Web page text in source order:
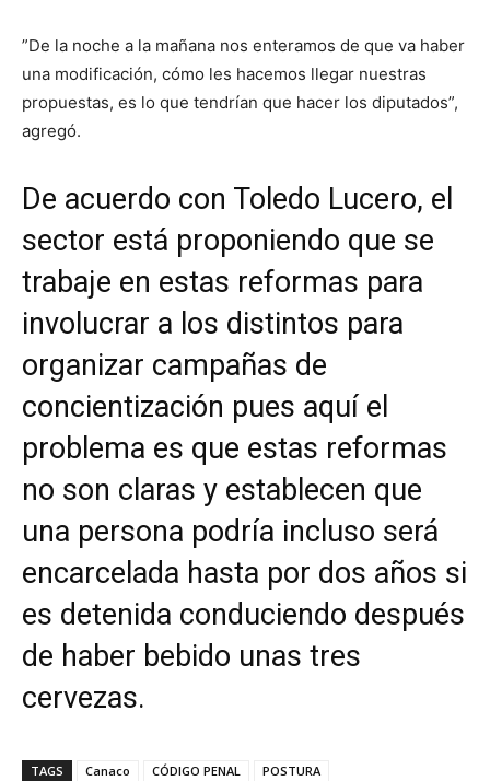
”De la noche a la mañana nos enteramos de que va haber
una modificación, cómo les hacemos llegar nuestras
propuestas, es lo que tendrían que hacer los diputados”,
agregó.
De acuerdo con Toledo Lucero, el
sector está proponiendo que se
trabaje en estas reformas para
involucrar a los distintos para
organizar campañas de
concientización pues aquí el
problema es que estas reformas
no son claras y establecen que
una persona podría incluso será
encarcelada hasta por dos años si
es detenida conduciendo después
de haber bebido unas tres
cervezas.
TAGS Canaco CÓDIGO PENAL POSTURA